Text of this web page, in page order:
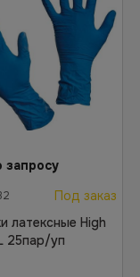
запросу
Под заказ
латексные High
25пар/уп